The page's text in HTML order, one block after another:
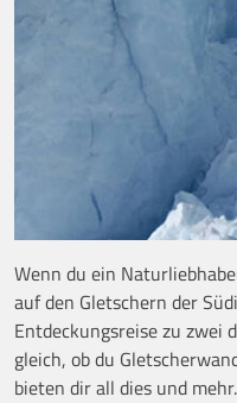
Wenn du ein
auf den Gletschern der
Entdeckungsreise zu zwei
gleich, ob du
bieten dir all dies und mehr.